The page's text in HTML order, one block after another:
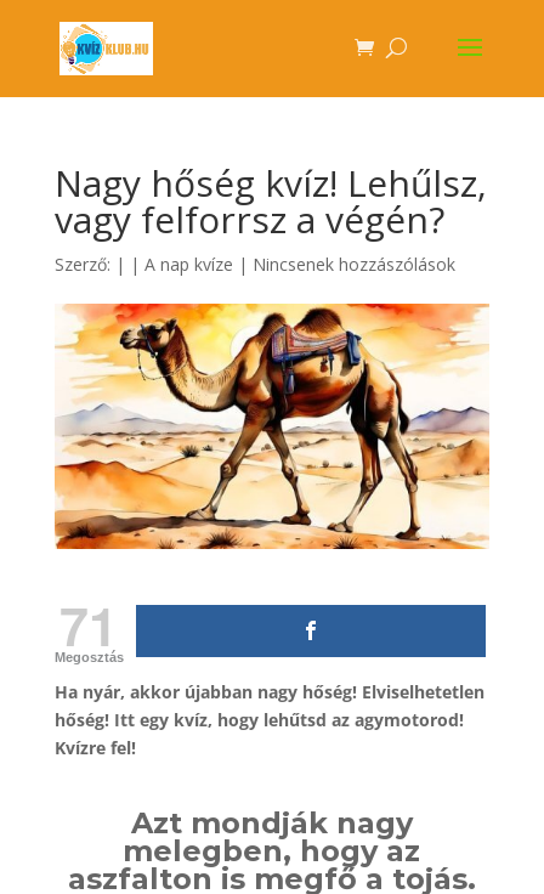
Nagy hőség kvíz! Lehűlsz,
vagy felforrsz a végén?
Szerző: | | A nap kvíze | Nincsenek hozzászólások
71
Megosztás
Ha nyár, akkor újabban nagy hőség! Elviselhetetlen
hőség! Itt egy kvíz, hogy lehűtsd az agymotorod!
Kvízre fel!
Azt mondják nagy
melegben, hogy az
aszfalton is megfő a tojás.